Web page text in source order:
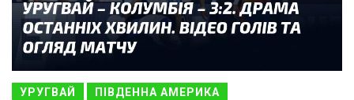
УРУГВАЙ ПІВДЕННА АМЕРИКА